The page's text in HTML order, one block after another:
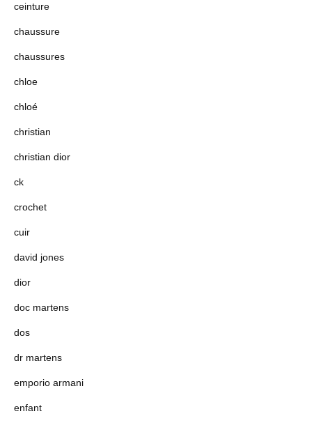
ceinture
chaussure
chaussures
chloe
chloé
christian
christian dior
ck
crochet
cuir
david jones
dior
doc martens
dos
dr martens
emporio armani
enfant